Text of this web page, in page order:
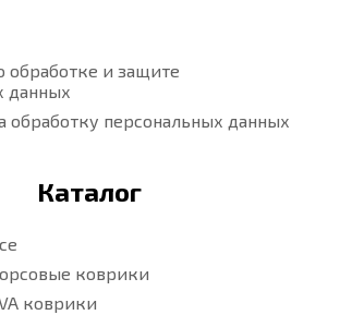
обработке и защите
данных
обработку персональных данных
Каталог
коврики
коврики